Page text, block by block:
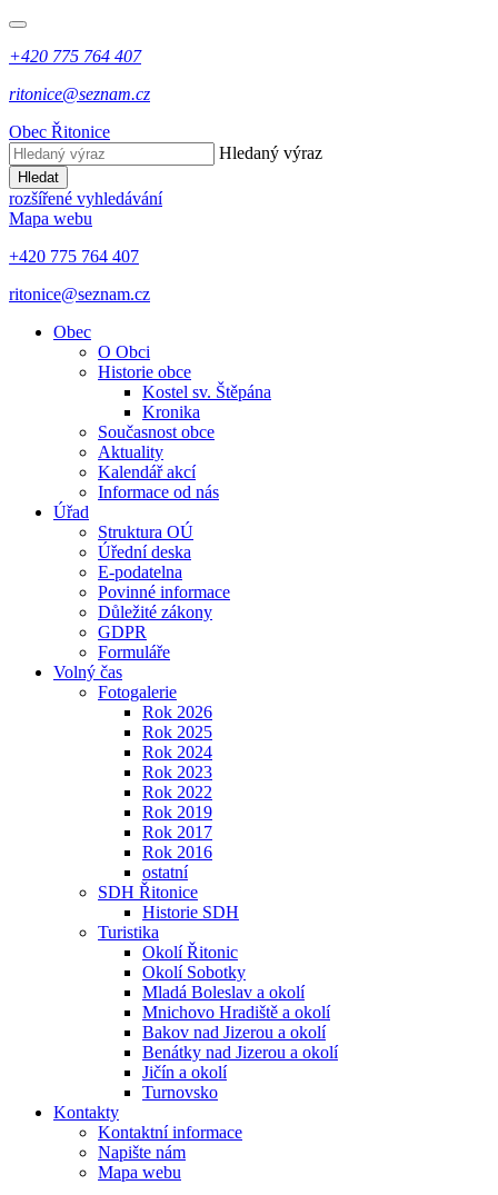
+420 775 764 407
ritonice@seznam.cz
Obec Řitonice
Hledaný výraz
Hledat
rozšířené vyhledávání
Mapa webu
+420 775 764 407
ritonice@seznam.cz
Obec
O Obci
Historie obce
Kostel sv. Štěpána
Kronika
Současnost obce
Aktuality
Kalendář akcí
Informace od nás
Úřad
Struktura OÚ
Úřední deska
E-podatelna
Povinné informace
Důležité zákony
GDPR
Formuláře
Volný čas
Fotogalerie
Rok 2026
Rok 2025
Rok 2024
Rok 2023
Rok 2022
Rok 2019
Rok 2017
Rok 2016
ostatní
SDH Řitonice
Historie SDH
Turistika
Okolí Řitonic
Okolí Sobotky
Mladá Boleslav a okolí
Mnichovo Hradiště a okolí
Bakov nad Jizerou a okolí
Benátky nad Jizerou a okolí
Jičín a okolí
Turnovsko
Kontakty
Kontaktní informace
Napište nám
Mapa webu